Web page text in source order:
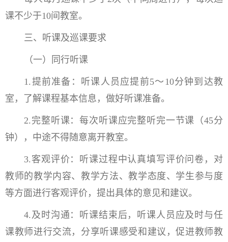
课不少于10间教室。
三、听课及巡课要求
（一）同行听课
1.提前准备：听课人员应提前5～10分钟到达教
室，了解课程基本信息，做好听课准备。
2.完整听课：每次听课应完整听完一节课（45分
钟），中途不得随意离开教室。
3.客观评价：听课过程中认真填写评价问卷，对
教师的教学内容、教学方法、教学态度、学生参与度
等方面进行客观评价，提出具体的意见和建议。
4.及时沟通：听课结束后，听课人员应及时与任
课教师进行交流，分享听课感受和建议，促进教师教